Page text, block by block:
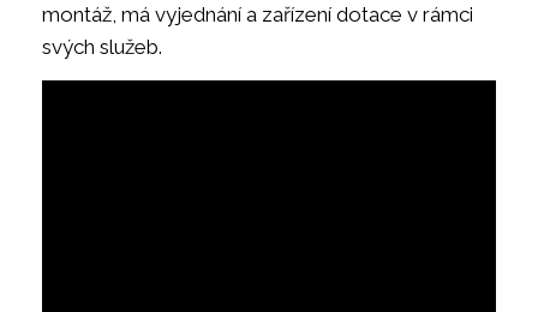
montáž, má vyjednání a zařízení dotace v rámci
svých služeb.